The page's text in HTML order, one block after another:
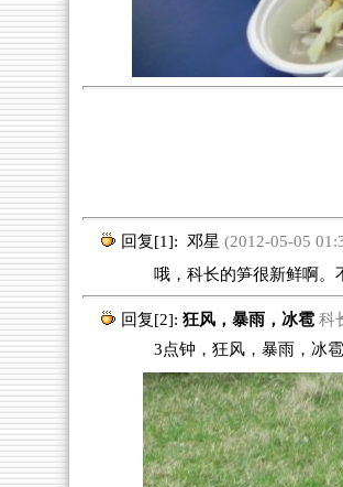
回复[1]: 邓星 (2012-05-05
哦，科长的笋很新鲜啊。
回复[2]: 狂风，暴雨，冰雹 科
3点钟，狂风，暴雨，冰雹